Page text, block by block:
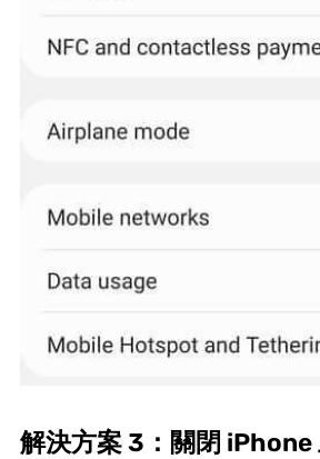
解決方案 3：關閉 iPhone